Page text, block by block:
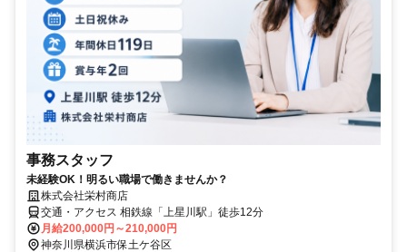
事務スタッフ
未経験OK！明るい職場で働きませんか？
株式会社栄村商店
交通・アクセス 相鉄線「上星川駅」徒歩12分
月給200,000円～210,000円
神奈川県横浜市保土ケ谷区